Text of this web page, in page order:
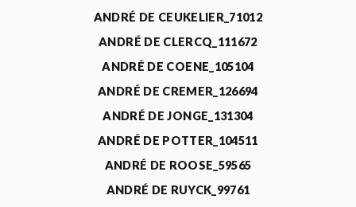
ANDRÉ DE CEUKELIER_71012
ANDRÉ DE CLERCQ_111672
ANDRÉ DE COENE_105104
ANDRÉ DE CREMER_126694
ANDRÉ DE JONGE_131304
ANDRÉ DE POTTER_104511
ANDRÉ DE ROOSE_59565
ANDRÉ DE RUYCK_99761